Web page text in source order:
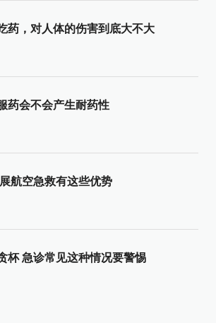
药，对人体的伤害到底大不大
药会不会产生耐药性
航空急救有这些优势
杯 急诊常见这种情况要警惕